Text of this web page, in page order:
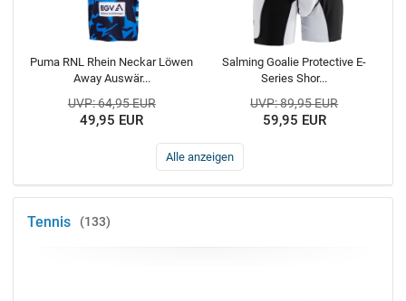
Puma RNL Rhein Neckar Löwen
Away Auswär...
UVP: 64,95 EUR
49,95 EUR
Salming Goalie Protective E-
Series Shor...
UVP: 89,95 EUR
59,95 EUR
Alle anzeigen
Tennis 133